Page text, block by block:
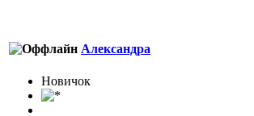
Александра
Новичок